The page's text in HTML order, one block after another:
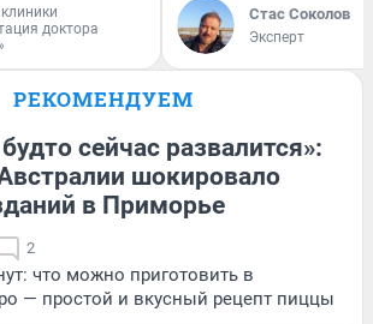
доктора
Стас Соколов
Эксперт
РЕКОМЕНДУЕМ
сейчас развалится»:
шокировало
в Приморье
2
что можно приготовить в
— простой и вкусный рецепт пиццы